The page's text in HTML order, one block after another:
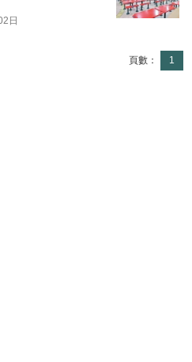
日
頁數： 1